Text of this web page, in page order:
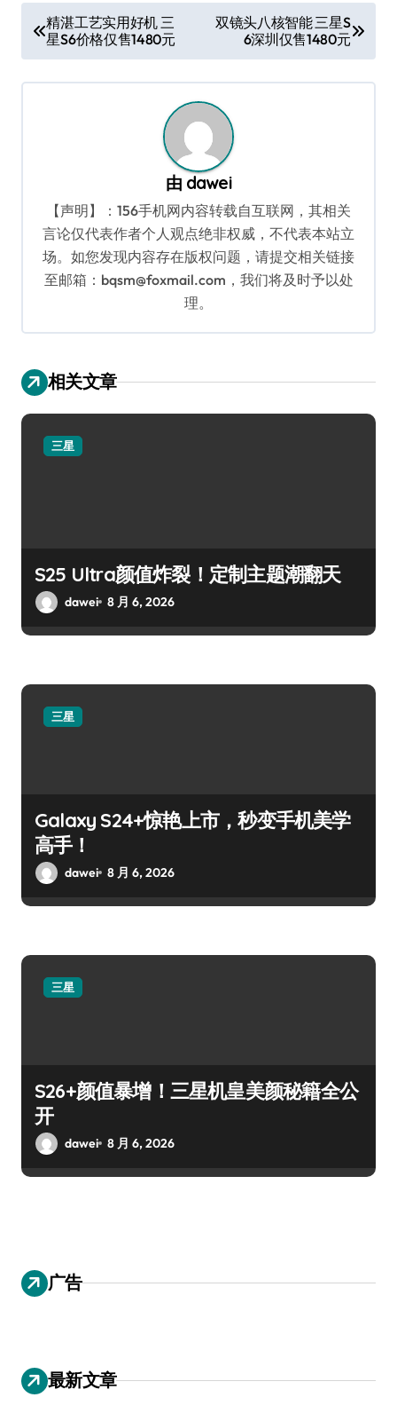
章
导
精湛工艺实用好机 三
星S6价格仅售1480元
双镜头八核智能 三星S
6深圳仅售1480元
由 dawei
【声明】：156手机网内容转载自互联网，其相关
言论仅代表作者个人观点绝非权威，不代表本站立
场。如您发现内容存在版权问题，请提交相关链接
至邮箱：bqsm@foxmail.com，我们将及时予以处
理。
相关文章
三星
S25 Ultra颜值炸裂！定制主题潮翻天
dawei 8 月 6, 2026
三星
Galaxy S24+惊艳上市，秒变手机美学
高手！
dawei 8 月 6, 2026
三星
S26+颜值暴增！三星机皇美颜秘籍全公
开
dawei 8 月 6, 2026
广告
最新文章